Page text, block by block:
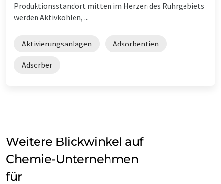
Produktionsstandort mitten im Herzen des Ruhrgebiets
werden Aktivkohlen, ...
Aktivierungsanlagen Adsorbentien
Adsorber
Weitere Blickwinkel auf
Chemie-Unternehmen
für